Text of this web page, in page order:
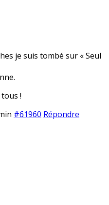
je suis tombé sur « Seul
!
#61960 Répondre